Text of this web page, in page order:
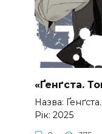
«Ґенґста.
Назва:
Рік: 2025